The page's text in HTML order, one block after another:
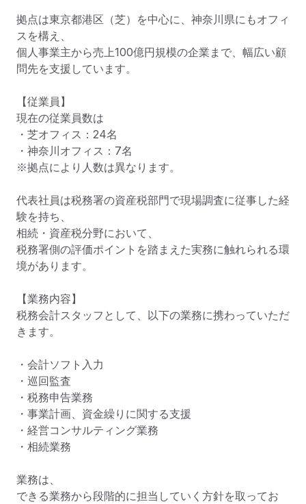
拠点は東京都港区（芝）を中心に、神奈川県にもオフィ
スを構え、
個人事業主から売上100億円規模の企業まで、幅広い顧
問先を支援しています。
【従業員】
現在の従業員数は
・芝オフィス：24名
・神奈川オフィス：7名
※拠点により人数は異なります。
代表社員は税務署の資産税部門で現場調査に従事した経
験を持ち、
相続・資産税分野において、
税務署側の評価ポイントを踏まえた実務に触れられる環
境があります。
【業務内容】
税務会計スタッフとして、以下の業務に携わっていただ
きます。
・会計ソフト入力
・巡回監査
・税務申告業務
・事業計画、資金繰りに関する支援
・経営コンサルティング業務
・相続業務
業務は、
できる業務から段階的に担当していく方針を取ってお